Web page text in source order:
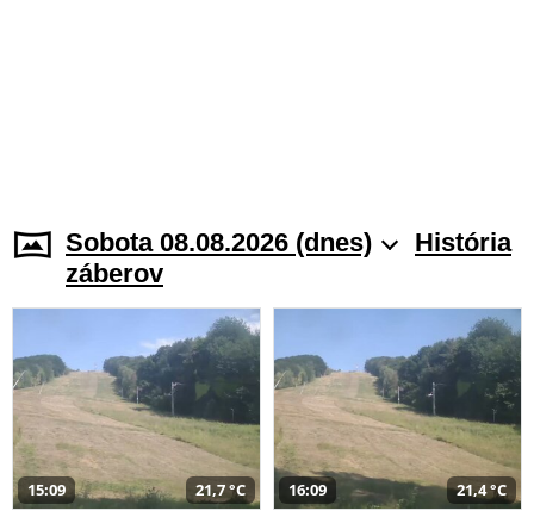
Sobota 08.08.2026 (dnes)
História
záberov
15:09 21,7 °C 16:09 21,4 °C